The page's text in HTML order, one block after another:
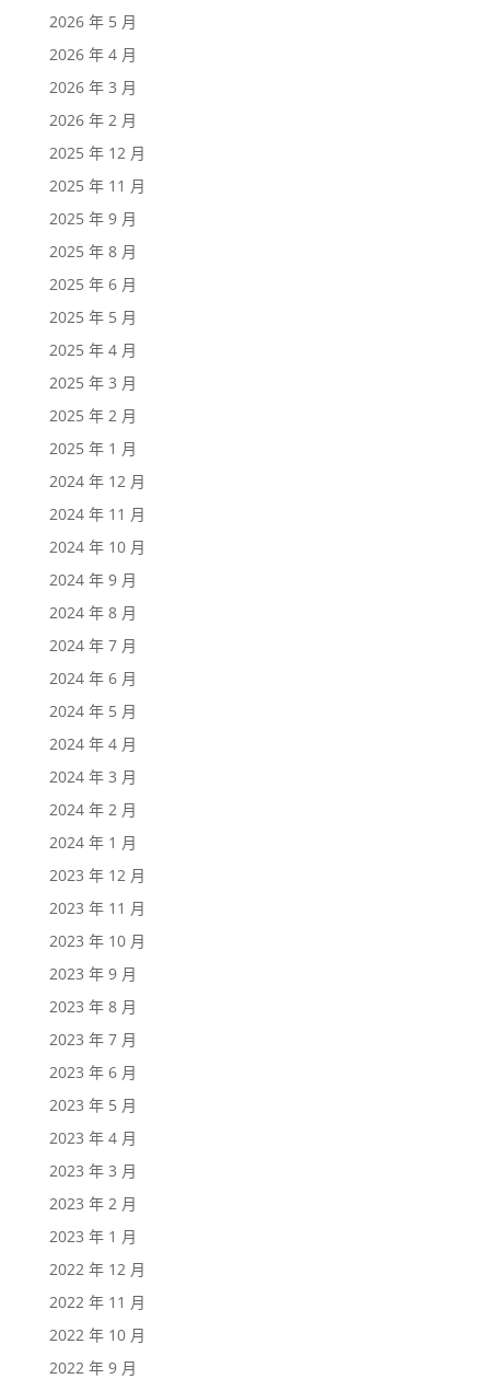
2026 年 5 月
2026 年 4 月
2026 年 3 月
2026 年 2 月
2025 年 12 月
2025 年 11 月
2025 年 9 月
2025 年 8 月
2025 年 6 月
2025 年 5 月
2025 年 4 月
2025 年 3 月
2025 年 2 月
2025 年 1 月
2024 年 12 月
2024 年 11 月
2024 年 10 月
2024 年 9 月
2024 年 8 月
2024 年 7 月
2024 年 6 月
2024 年 5 月
2024 年 4 月
2024 年 3 月
2024 年 2 月
2024 年 1 月
2023 年 12 月
2023 年 11 月
2023 年 10 月
2023 年 9 月
2023 年 8 月
2023 年 7 月
2023 年 6 月
2023 年 5 月
2023 年 4 月
2023 年 3 月
2023 年 2 月
2023 年 1 月
2022 年 12 月
2022 年 11 月
2022 年 10 月
2022 年 9 月